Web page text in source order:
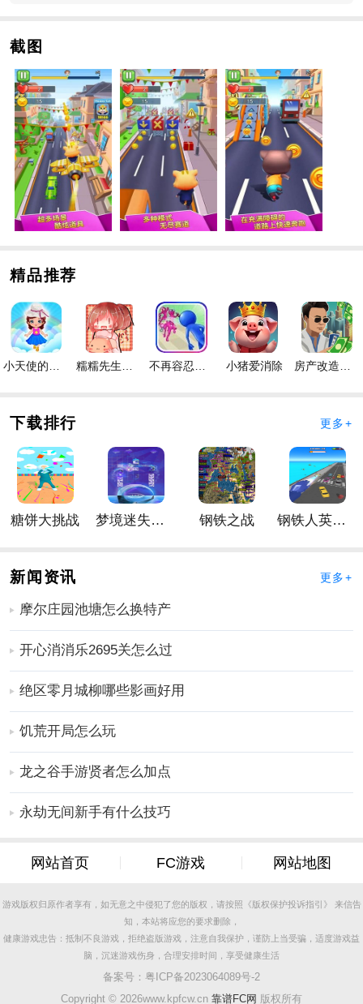
手游特色
1、丰富有趣的手游画风，积极参与，不同的猫咪可以主
动控制；
2、来和小猫们来一场精彩的跑酷挑战，创造你自己的手
游乐趣。
3、轻松有趣的挑战内容带来意想不到的惊喜。丰富的挑
战内容，让我们冲刺吧。
手游亮点
1、控制可爱的猫在大城市里表演酷跑酷。小心各种障碍
2、避免各种危险，丰富有趣的短跑挑战，始终如一的竞
3、收集足够的金币来购买各种道具，但要小心各种障碍
才能顺利到达目的地。
手游玩法
2、这是一场跑酷手游。手游简单易用，主要是在各种场
景中尽可能快地运行；
3、你还可以在手游的屏幕上听到舒缓的音乐，这样玩家
可以全身心投入其中。
手游简评
掌握里面的手势。
面前，内容非常精彩。
游体验。
更多好玩实用的手游，请持续关注
截图
精品推荐
小天使的冒险手游 糯糯先生的面包店手游 不再容忍手游 小猪爱消除 房产改造王游戏手机版手游
下载排行 更多+
糖饼大挑战 梦境迷失星辰 钢铁之战 钢铁人英雄3D
新闻资讯 更多+
摩尔庄园池塘怎么换特产
开心消消乐2695关怎么过
绝区零月城柳哪些影画好用
饥荒开局怎么玩
龙之谷手游贤者怎么加点
永劫无间新手有什么技巧
网站首页 FC游戏 网站地图
游戏版权归原作者享有，如无意之中侵犯了您的版权，请按照《版权保护投诉指引》 来信告
知，本站将应您的要求删除，
健康游戏忠告：抵制不良游戏，拒绝盗版游戏，注意自我保护，谨防上当受骗，适度游戏益
脑，沉迷游戏伤身，合理安排时间，享受健康生活
备案号： 粤ICP备2023064089号-2
Copyright © 2026www.kpfcw.cn 靠谱FC网 版权所有